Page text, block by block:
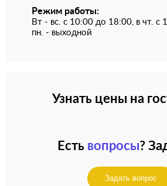
Режим работы:
Вт - вс. с 10:00 до 18:00, в чт. с
пн. - выходной
Узнать цены на
Есть вопросы?
Задать вопрос